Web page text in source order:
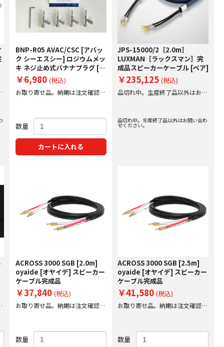
BNP-R05 AVAC/CSC [アバッ
ク シーエスシー] ロジウムメッ
キ ネジ止め式バナナプラグ [4
個1組]
￥6,980 (税込)
お取り寄せ品。納期は注文確認後
数量
カートに入れる
JPS-15000/2［2.0m］
LUXMAN［ラックスマン］完
成品スピーカーケーブル [ペア]
￥235,125 (税込)
品切れ中。生産終了品以外はお問
品切れ中。生産終了品以外はお問い合わ
せください。
ACROSS 3000 SGB [2.0m]
oyaide [オヤイデ] スピーカー
ケーブル完成品
￥37,840 (税込)
お取り寄せ品。納期は注文確認後
数量
ACROSS 3000 SGB [2.5m]
oyaide [オヤイデ] スピーカー
ケーブル完成品
￥41,580 (税込)
お取り寄せ品。納期は注文確認後
数量